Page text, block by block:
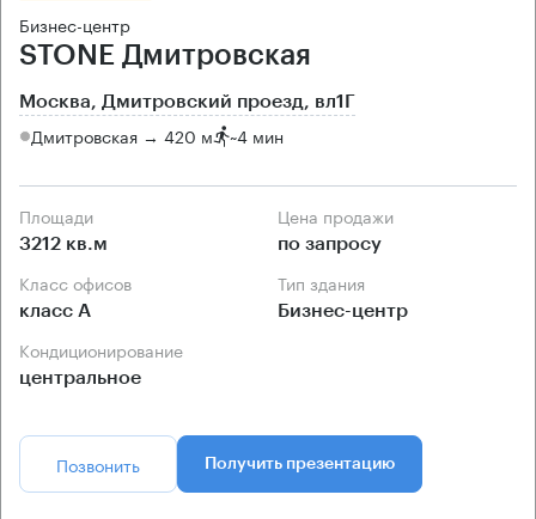
Бизнес-центр
STONE Дмитровская
Москва, Дмитровский проезд, вл1Г
Дмитровская → 420 м ~4 мин
Площади
3212 кв.м
Цена продажи
по запросу
Класс офисов
класс А
Тип здания
Бизнес-центр
Кондиционирование
центральное
Позвонить Получить презентацию